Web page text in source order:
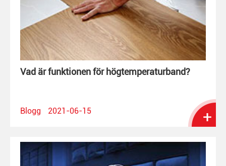
Vad är funktionen för högtemperaturband?
Blogg 2021-06-15 +